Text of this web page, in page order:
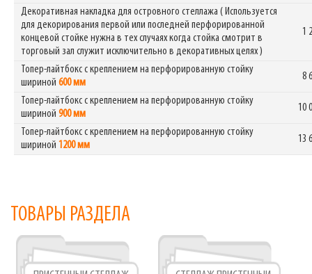
Декоративная накладка для островного стеллажа ( Используется
для декорирования первой или последней перфорированной
концевой стойке нужна в тех случаях когда стойка смотрит в
торговый зал служит исключительно в декоративных целях )
1
Топер-лайтбокс с креплением на перфорированную стойку
шириной 600 мм
8
Топер-лайтбокс с креплением на перфорированную стойку
шириной 900 мм
10
Топер-лайтбокс с креплением на перфорированную стойку
шириной 1200 мм
13
ТОВАРЫ РАЗДЕЛА